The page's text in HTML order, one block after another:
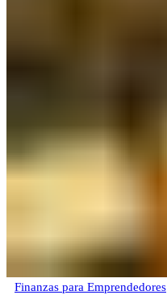
Finanzas para Emprendedores